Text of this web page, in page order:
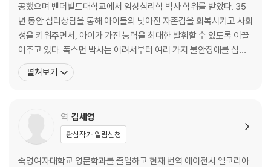
제2부_아이에게 왜 불안이 생길까
제4장_아이의 발달 단계에 따른 불안
도 영향을 줍니다 l 아이의 발달 단계를 맞춰주세요 l 이렇게 아이의 불안을
제5장_가정에서 시작되는 불안
부모의 불안이 아이에게 대물림됩니다 l 부모의 스트레스가 아이의 불안을
키웁니다 l 감정은 표현하게 하고 행동은 통제하세요 l 비판은 줄이고 자존
감은 키워주세요 l 훈육은 하되 두려움은 주지 마세요 l PLUS TIP · 아이를
공했으며 밴더빌트대학교에서 임상심리학 박사 학위를 받았다. 35
년 동안 심리상담을 통해 아이들의 낮아진 자존감을 회복시키고 사회
성을 키워주면서, 아이가 가진 능력을 최대한 발휘할 수 있도록 이끌
어주고 있다. 폭스먼 박사는 어려서부터 여러 가지 불안장애를 심하
게 앓았으며 성인이 되어서도 불안증으로 고통받았다. 자신처럼 고통
받는 사람들을 돕기 위해 심리상담사의 길을 걸으며 ‘불안’을 치료하
펼쳐보기
역 김세영
관심작가 알림신청
숙명여자대학교 영문학과를 졸업하고 현재 번역 에이전시 엘코리아